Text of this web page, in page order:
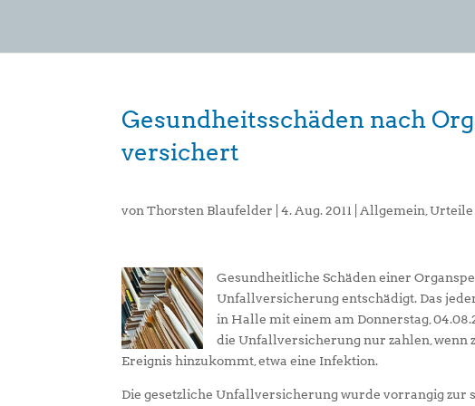
Gesundheitsschäden nach
versichert
vonThorsten Blaufelder |4. Aug. 2011 Allgemein ,Urteile
Gesundheitliche Schäden einer
Unfallversicherung entschädigt. Das
in Halle mit einem am Donnerstag,
die Unfallversicherung nur zahlen, wenn
Ereignis hinzukommt, etwa eine Infektion.
Die gesetzliche Unfallversicherung wurde vorrangig